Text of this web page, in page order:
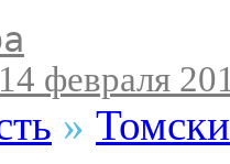
14 февраля
»